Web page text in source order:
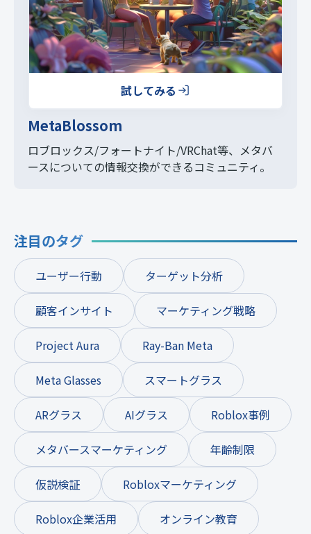
試してみる
MetaBlossom
ロブロックス/フォートナイト/VRChat等、 メタバ
ースについての情報交換ができるコミュニティ。
注目のタグ
ユーザー行動 ターゲット分析
顧客インサイト マーケティング戦略
Project Aura Ray-Ban Meta
Meta Glasses スマートグラス
ARグラス AIグラス Roblox事例
メタバースマーケティング 年齢制限
仮説検証 Robloxマーケティング
Roblox企業活用 オンライン教育